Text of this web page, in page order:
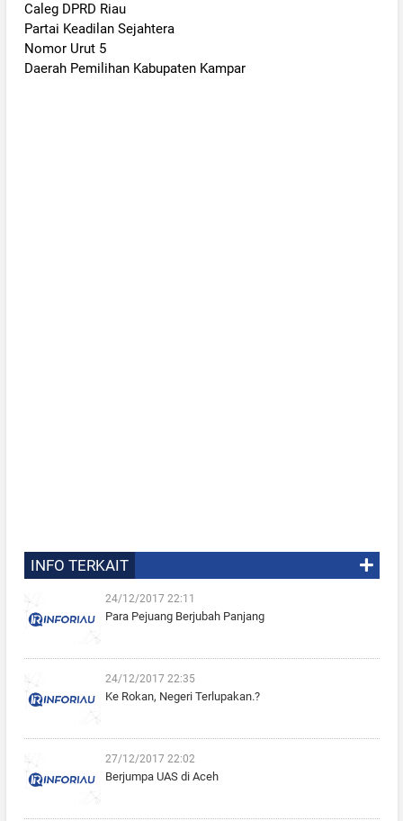
Caleg DPRD Riau
Partai Keadilan Sejahtera
Nomor Urut 5
Daerah Pemilihan Kabupaten Kampar
INFO TERKAIT
24/12/2017 22:11
Para Pejuang Berjubah Panjang
24/12/2017 22:35
Ke Rokan, Negeri Terlupakan.?
27/12/2017 22:02
Berjumpa UAS di Aceh